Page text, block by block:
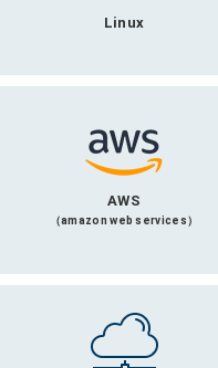
Linux
AWS
（amazon web services）